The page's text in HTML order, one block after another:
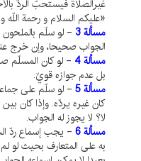
غيرالصلاة فيستحبّ الردّ
«عليكم السلام و رحمة اللّه
مسألة 3
- لو سلّم
الجواب صحيحا، وإن خرج
مسألة 4
- لو كان المسلّم
بل عدم جوازه قويّ.
مسألة 5
- لو سلّم على
كان غيره يردّه. وإذا كان
لا؟ لا يجوز له الجواب.
مسألة 6
- يجب إسماع ردّ
به على المتعارف بحيث لو